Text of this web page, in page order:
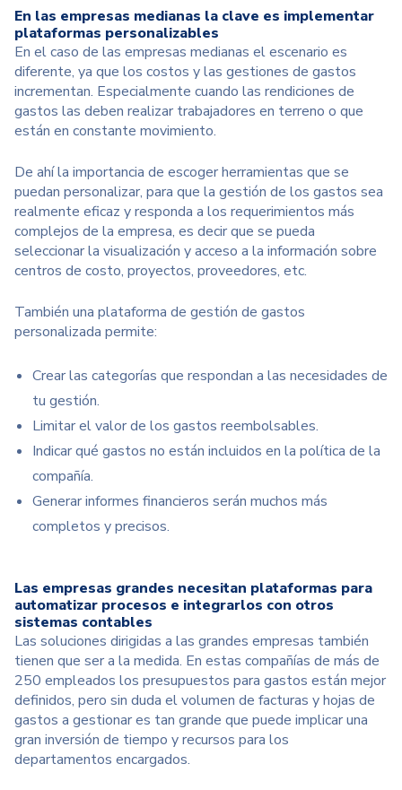
En las empresas medianas la clave es implementar
plataformas personalizables
En el caso de las empresas medianas el escenario es
diferente, ya que los costos y las gestiones de gastos
incrementan. Especialmente cuando las rendiciones de
gastos las deben realizar trabajadores en terreno o que
están en constante movimiento.
De ahí la importancia de escoger herramientas que se
puedan personalizar, para que la gestión de los gastos sea
realmente eficaz y responda a los requerimientos más
complejos de la empresa, es decir que se pueda
seleccionar la visualización y acceso a la información sobre
centros de costo, proyectos, proveedores, etc.
También una plataforma de gestión de gastos
personalizada permite:
Crear las categorías que respondan a las necesidades de
tu gestión.
Limitar el valor de los gastos reembolsables.
Indicar qué gastos no están incluidos en la política de la
compañía.
Generar informes financieros serán muchos más
completos y precisos.
Las empresas grandes necesitan plataformas para
automatizar procesos e integrarlos con otros
sistemas contables
Las soluciones dirigidas a las grandes empresas también
tienen que ser a la medida. En estas compañías de más de
250 empleados los presupuestos para gastos están mejor
definidos, pero sin duda el volumen de facturas y hojas de
gastos a gestionar es tan grande que puede implicar una
gran inversión de tiempo y recursos para los
departamentos encargados.